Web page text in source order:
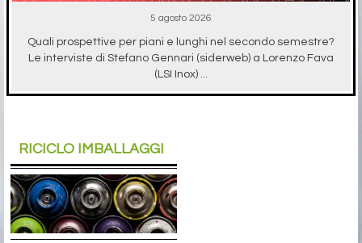
5 agosto 2026
Quali prospettive per piani e lunghi nel secondo semestre?
Le interviste di Stefano Gennari (siderweb) a Lorenzo Fava
(LSI Inox) ...
RICICLO IMBALLAGGI